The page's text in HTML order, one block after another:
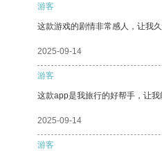
游客
这款游戏的剧情非常感人，让我久
2025-09-14
游客
这款app是我旅行的好帮手，让我
2025-09-14
游客